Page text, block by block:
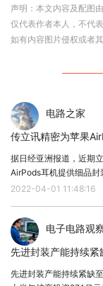
直到今日，卫星
行、偏远地区通
挥系统的顺畅
持；在远洋航行
供稳定可靠的
在电子信息行
物联网连接，
疗、在线教育
的结合，提升
声明：本文内容及配图
仅代表作者本人，不代
如有内容图片侵权或者
电路之家
据日经亚洲报道，近期
AirPods耳机提供细品封
密提供的封装服务极有
础实战教程>>IC&SiP芯
2022-04-01 11:48:16
电子电路观
先进封装产能持续紧缺